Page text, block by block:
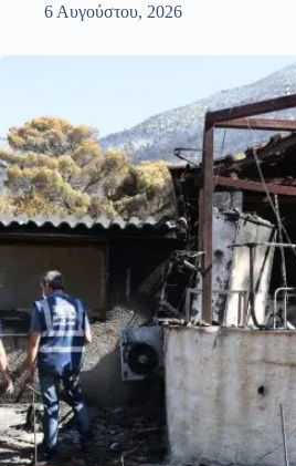
6 Αυγούστου, 2026